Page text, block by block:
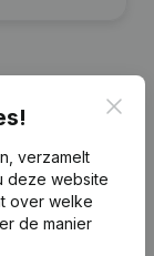
2021
verzamelt
deze website
over welke
de manier